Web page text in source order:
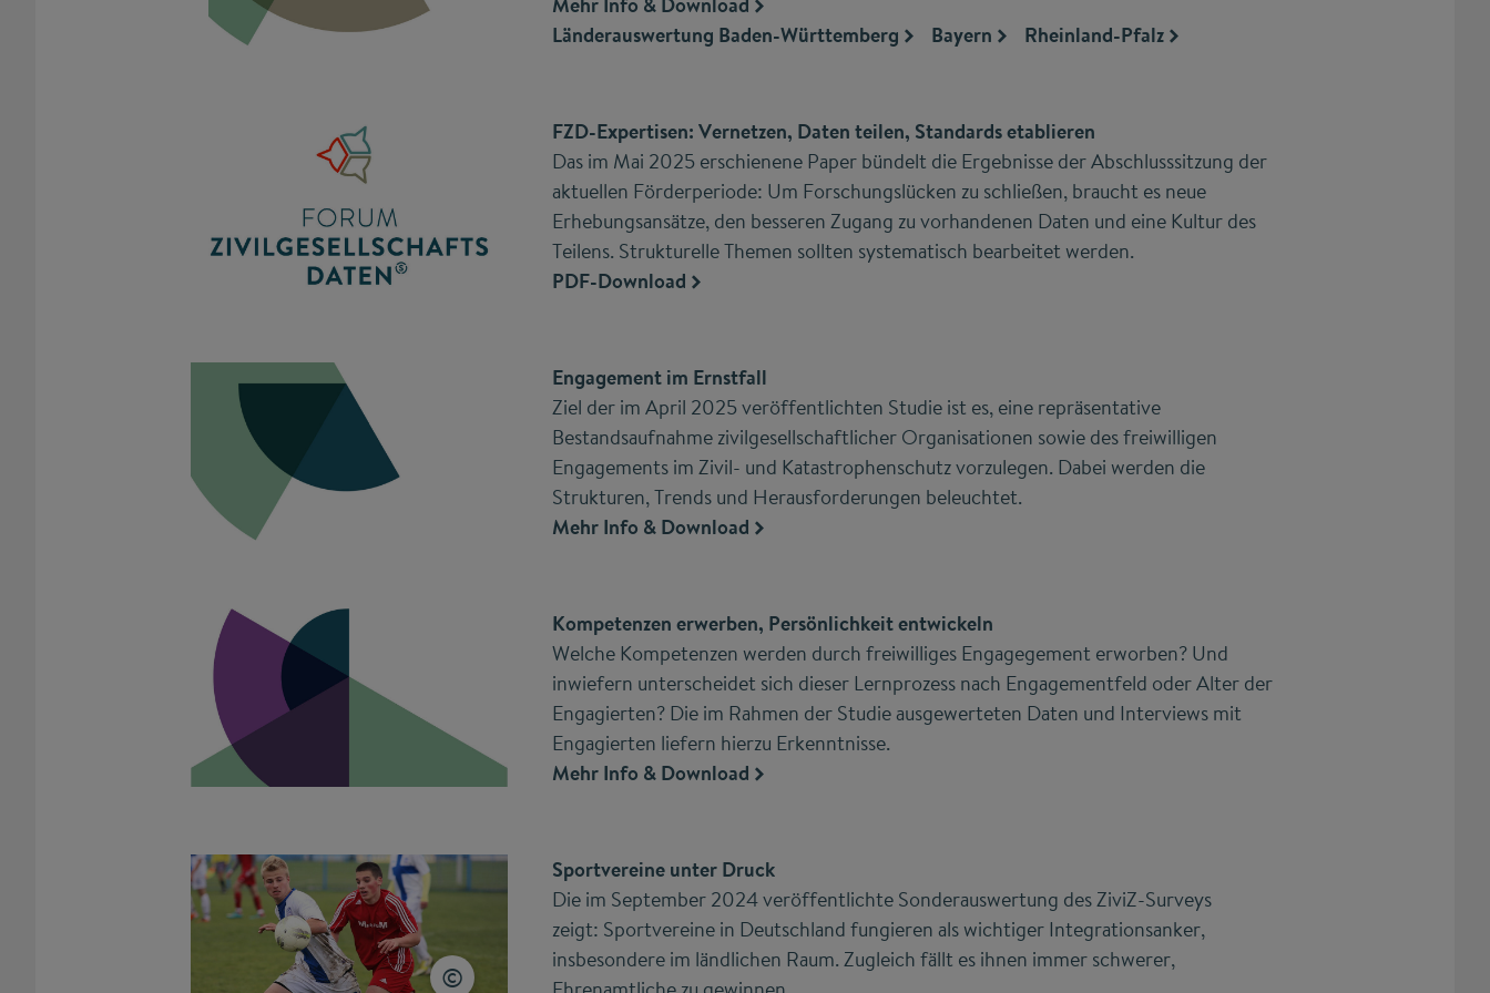
Länderauswertung Baden-Württemberg
Bayern Rheinland-Pfalz
FZD-Expertisen: Vernetzen, Daten teilen, Standards etablieren
Das im Mai 2025 erschienene Paper bündelt die Ergebnisse der Abschlusssitzung der
aktuellen Förderperiode: Um Forschungslücken zu schließen, braucht es neue
Erhebungsansätze, den besseren Zugang zu vorhandenen Daten und eine Kultur des
Teilens. Strukturelle Themen sollten systematisch bearbeitet werden.
PDF-Download
Engagement im Ernstfall
Ziel der im April 2025 veröffentlichten Studie ist es, eine repräsentative
Bestandsaufnahme zivilgesellschaftlicher Organisationen sowie des freiwilligen
Engagements im Zivil- und Katastrophenschutz vorzulegen. Dabei werden die
Strukturen, Trends und Herausforderungen beleuchtet.
Mehr Info & Download
Kompetenzen erwerben, Persönlichkeit entwickeln
Welche Kompetenzen werden durch freiwilliges Engagegement erworben? Und
inwiefern unterscheidet sich dieser Lernprozess nach Engagementfeld oder Alter der
Engagierten? Die im Rahmen der Studie ausgewerteten Daten und Interviews mit
Engagierten liefern hierzu Erkenntnisse.
Mehr Info & Download
Sportvereine unter Druck
Die im September 2024 veröffentlichte Sonderauswertung des ZiviZ-Surveys
zeigt: Sportvereine in Deutschland fungieren als wichtiger Integrationsanker,
insbesondere im ländlichen Raum. Zugleich fällt es ihnen immer schwerer,